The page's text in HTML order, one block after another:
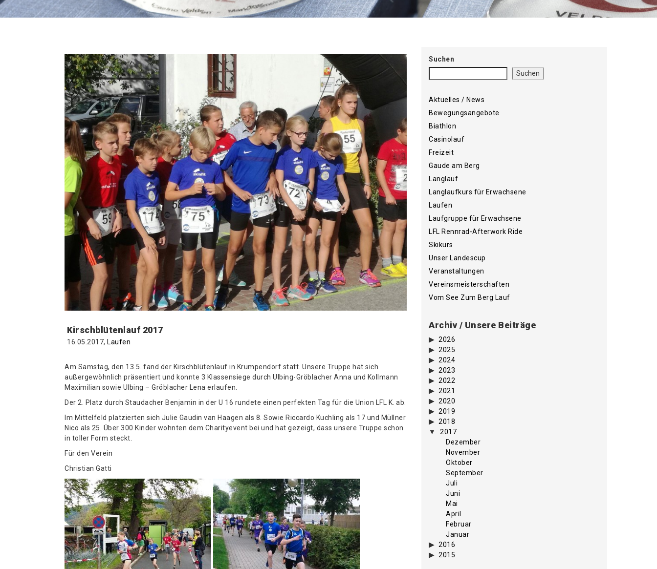
Kirschblütenlauf 2017
16.05.2017, Laufen
Am Samstag, den 13.5. fand der Kirschblütenlauf in Krumpendorf statt. Unsere Truppe hat sich
außergewöhnlich präsentiert und konnte 3 Klassensiege durch Ulbing-Gröblacher Anna und Kollmann
Maximilian sowie Ulbing – Gröblacher Lena erlaufen.
Der 2. Platz durch Staudacher Benjamin in der U 16 rundete einen perfekten Tag für die Union LFL K. ab.
Im Mittelfeld platzierten sich Julie Gaudin van Haagen als 8. Sowie Riccardo Kuchling als 17 und Müllner
Nico als 25. Über 300 Kinder wohnten dem Charityevent bei und hat gezeigt, dass unsere Truppe schon
in toller Form steckt.
Für den Verein
Christian Gatti
Suchen
Suchen
Aktuelles / News
Bewegungsangebote
Biathlon
Casinolauf
Freizeit
Gaude am Berg
Langlauf
Langlaufkurs für Erwachsene
Laufen
Laufgruppe für Erwachsene
LFL Rennrad-Afterwork Ride
Skikurs
Unser Landescup
Veranstaltungen
Vereinsmeisterschaften
Vom See Zum Berg Lauf
Archiv / Unsere Beiträge
2026
2025
2024
2023
2022
2021
2020
2019
2018
2017
Dezember
November
Oktober
September
Juli
Juni
Mai
April
Februar
Januar
2016
2015